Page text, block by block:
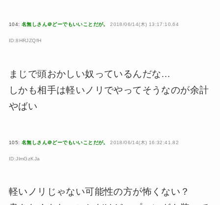
104: 名無しさん＠どーでもいいことだが。 2018/06/14(木) 13:17:10.64
ID:8HRJZQfH
まじで頭おかしい奴っているんだな…
しかも相手は軽いノリでやってそうなのが余計
やばい
105: 名無しさん＠どーでもいいことだが。 2018/06/14(木) 16:32:41.82
ID:JlmGzKJa
軽いノリじゃない可能性の方が怖くない？